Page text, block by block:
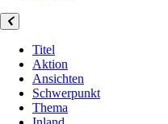
Titel
Aktion
Ansichten
Schwerpunkt
Thema